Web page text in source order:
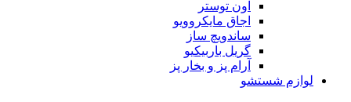
آون توستر
اجاق مایکروویو
ساندویچ ساز
گریل باربیکیو
آرام پز و بخار پز
لوازم شستشو